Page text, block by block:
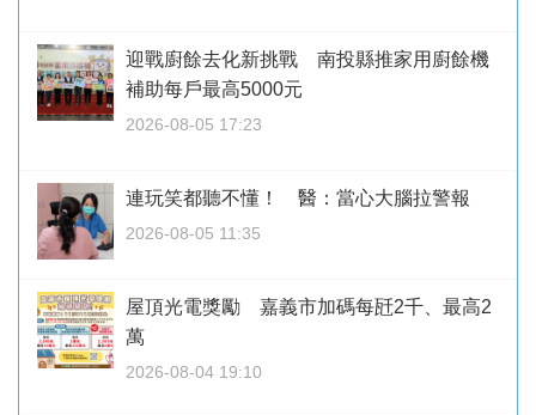
迎戰廚餘去化新挑戰 南投縣推家用廚餘機
補助每戶最高5000元
2026-08-05 17:23
連玩笑都聽不懂！ 醫：當心大腦拉警報
2026-08-05 11:35
屋頂光電獎勵 嘉義市加碼每瓩2千、最高2
萬
2026-08-04 19:10